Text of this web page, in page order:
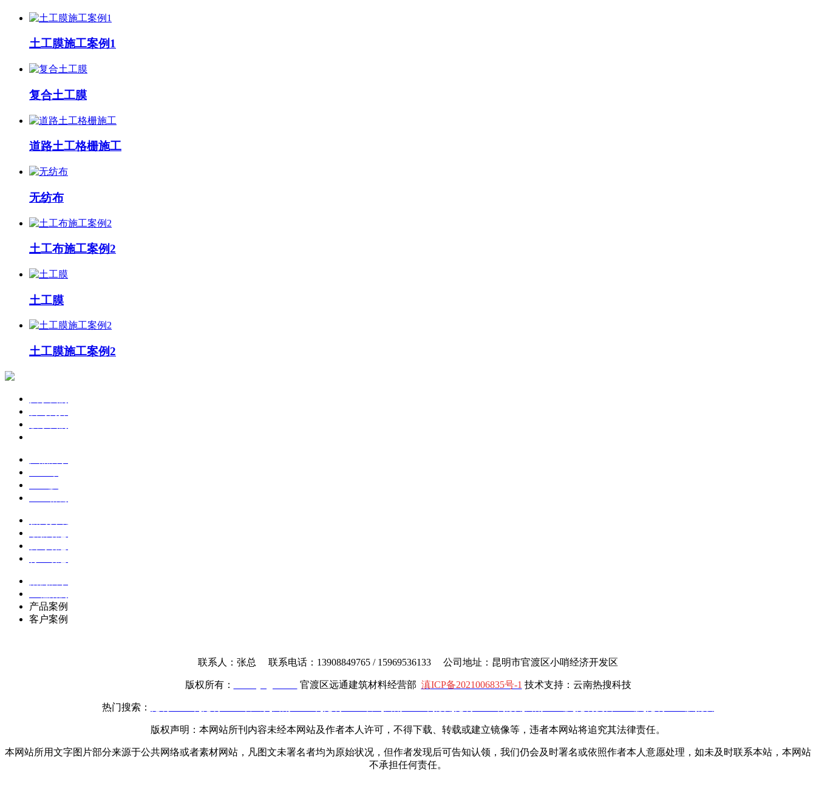
土工膜施工案例1
复合土工膜
道路土工格栅施工
无纺布
土工布施工案例2
土工膜
土工膜施工案例2
产品案例
客户案例
联系人：张总 联系电话：13908849765 / 15969536133 公司地址：昆明市官渡区小哨经济开发区
版权所有： 官渡区远通建筑材料经营部 滇ICP备2021006835号-1 技术支持：云南热搜科技
热门搜索：
版权声明：本网站所刊内容未经本网站及作者本人许可，不得下载、转载或建立镜像等，违者本网站将追究其法律责任。
本网站所用文字图片部分来源于公共网络或者素材网站，凡图文未署名者均为原始状况，但作者发现后可告知认领，我们仍会及时署名或依照作者本人意愿处理，如未及时联系本站，本网站
不承担任何责任。